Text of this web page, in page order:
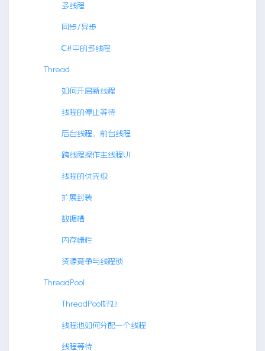
多线程
同步/异步
C#中的多线程
Thread
如何开启新线程
线程的停止等待
后台线程，前台线程
跨线程操作主线程UI
线程的优先级
扩展封装
数据槽
内存栅栏
资源竞争与线程锁
ThreadPool
ThreadPool好处
线程池如何分配一个线程
线程等待